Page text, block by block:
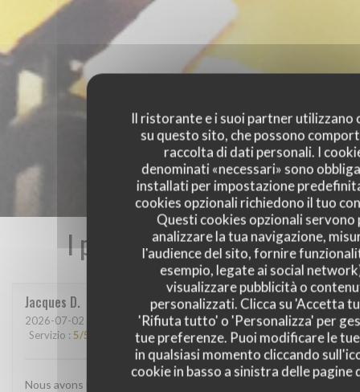
Il ristorante e i suoi partner utilizzano
su questo sito, che possono
raccolta di dati personali. I
denominati «necessari» sono
installati per impostazione
cookies opzionali richiedono il tuo
Questi cookies opzionali servono
analizzare la tua navigazione,
l'audience del sito, fornire
esempio, legate ai social
visualizzare pubblicità o
personalizzati. Clicca su 'Accetta
'Rifiuta tutto' o 'Personalizza' per
tue preferenze. Puoi modificare le
in qualsiasi momento cliccando
cookie in basso a sinistra delle pagine
I pareri dei nostri clienti
Jacques D
2026-07-02 - 19:00 - Ospiti 2
Servizio : 5/5 Atmosfera:4/5 Cucina: 5/5 Qualità / Prezzo: 5/5
Nous avons beaucoup aimé le shashimi Akasaka. Les poissons